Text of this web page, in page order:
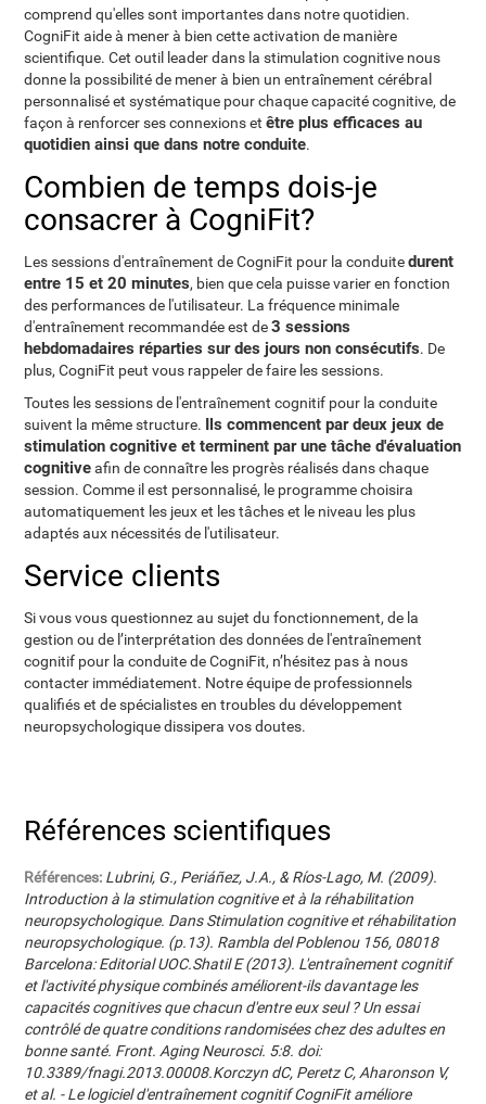
comprend qu'elles sont importantes dans notre quotidien.
CogniFit aide à mener à bien cette activation de manière
scientifique. Cet outil leader dans la stimulation cognitive nous
donne la possibilité de mener à bien un entraînement cérébral
personnalisé et systématique pour chaque capacité cognitive, de
façon à renforcer ses connexions etêtre plus efficaces au
quotidien ainsi que dans notre conduite.
Combien de temps dois-je
consacrer à CogniFit?
Les sessions d'entraînement de CogniFit pour la conduitedurent
entre 15 et 20 minutes, bien que cela puisse varier en fonction
des performances de l'utilisateur. La fréquence minimale
d'entraînement recommandée est de3 sessions
hebdomadaires réparties sur des jours non consécutifs. De
plus, CogniFit peut vous rappeler de faire les sessions.
Toutes les sessions de l'entraînement cognitif pour la conduite
suivent la même structure. Ils commencent par deux jeux de
stimulation cognitive et terminent par une tâche d'évaluation
cognitiveafin de connaître les progrès réalisés dans chaque
session. Comme il est personnalisé, le programme choisira
automatiquement les jeux et les tâches et le niveau les plus
adaptés aux nécessités de l'utilisateur.
Service clients
Si vous vous questionnez au sujet du fonctionnement, de la
gestion ou de l’interprétation des données de l'entraînement
cognitif pour la conduite de CogniFit, n’hésitez pas à nous
contacter immédiatement. Notre équipe de professionnels
qualifiés et de spécialistes en troubles du développement
neuropsychologique dissipera vos doutes.
Références scientifiques
Références: Lubrini, G., Periáñez, J.A., & Ríos-Lago, M. (2009).
Introduction à la stimulation cognitive et à la réhabilitation
neuropsychologique. Dans Stimulation cognitive et réhabilitation
neuropsychologique. (p.13). Rambla del Poblenou 156, 08018
Barcelona: Editorial UOC.Shatil E (2013). L'entraînement cognitif
et l'activité physique combinés améliorent-ils davantage les
capacités cognitives que chacun d'entre eux seul ? Un essai
contrôlé de quatre conditions randomisées chez des adultes en
bonne santé. Front. Aging Neurosci. 5:8. doi:
10.3389/fnagi.2013.00008.Korczyn dC, Peretz C, Aharonson V,
et al. - Le logiciel d'entraînement cognitif CogniFit améliore